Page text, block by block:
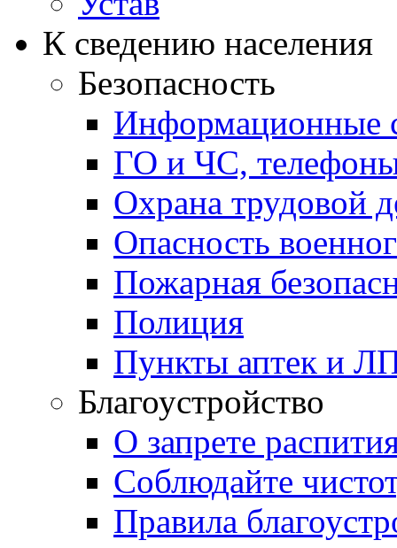
К сведению населения
Безопасность
Информационные
ГО и ЧС,
Охрана трудовой
Опасность
Пожарная
Полиция
Пункты аптек и
Благоустройство
О запрете
Соблюдайте
Правила